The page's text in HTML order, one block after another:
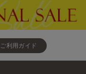
ご利用ガイド